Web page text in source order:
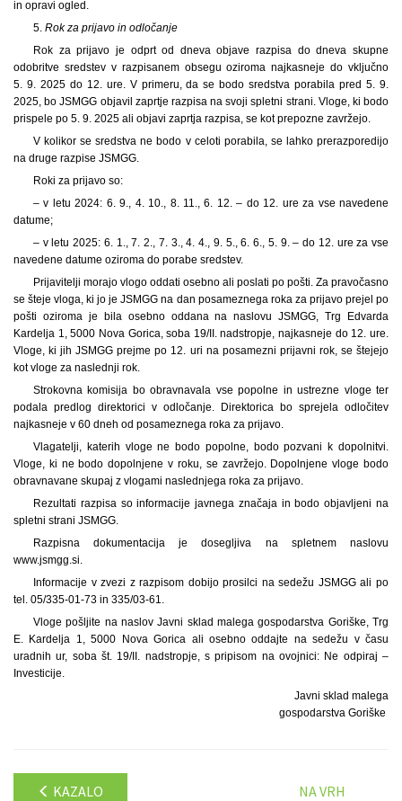
in opravi ogled.
5. Rok za prijavo in odločanje
Rok za prijavo je odprt od dneva objave razpisa do dneva skupne
odobritve sredstev v razpisanem obsegu oziroma najkasneje do vključno
5. 9. 2025 do 12. ure. V primeru, da se bodo sredstva porabila pred 5. 9.
2025, bo JSMGG objavil zaprtje razpisa na svoji spletni strani. Vloge, ki bodo
prispele po 5. 9. 2025 ali objavi zaprtja razpisa, se kot prepozne zavržejo.
V kolikor se sredstva ne bodo v celoti porabila, se lahko prerazporedijo
na druge razpise JSMGG.
Roki za prijavo so:
– v letu 2024: 6. 9., 4. 10., 8. 11., 6. 12. – do 12. ure za vse navedene
datume;
– v letu 2025: 6. 1., 7. 2., 7. 3., 4. 4., 9. 5., 6. 6., 5. 9. – do 12. ure za vse
navedene datume oziroma do porabe sredstev.
Prijavitelji morajo vlogo oddati osebno ali poslati po pošti. Za pravočasno
se šteje vloga, ki jo je JSMGG na dan posameznega roka za prijavo prejel po
pošti oziroma je bila osebno oddana na naslovu JSMGG, Trg Edvarda
Kardelja 1, 5000 Nova Gorica, soba 19/II. nadstropje, najkasneje do 12. ure.
Vloge, ki jih JSMGG prejme po 12. uri na posamezni prijavni rok, se štejejo
kot vloge za naslednji rok.
Strokovna komisija bo obravnavala vse popolne in ustrezne vloge ter
podala predlog direktorici v odločanje. Direktorica bo sprejela odločitev
najkasneje v 60 dneh od posameznega roka za prijavo.
Vlagatelji, katerih vloge ne bodo popolne, bodo pozvani k dopolnitvi.
Vloge, ki ne bodo dopolnjene v roku, se zavržejo. Dopolnjene vloge bodo
obravnavane skupaj z vlogami naslednjega roka za prijavo.
Rezultati razpisa so informacije javnega značaja in bodo objavljeni na
spletni strani JSMGG.
Razpisna dokumentacija je dosegljiva na spletnem naslovu
www.jsmgg.si.
Informacije v zvezi z razpisom dobijo prosilci na sedežu JSMGG ali po
tel. 05/335-01-73 in 335/03-61.
Vloge pošljite na naslov Javni sklad malega gospodarstva Goriške, Trg
E. Kardelja 1, 5000 Nova Gorica ali osebno oddajte na sedežu v času
uradnih ur, soba št. 19/II. nadstropje, s pripisom na ovojnici: Ne odpiraj –
Investicije.
Javni sklad malega
gospodarstva Goriške
KAZALO NA VRH